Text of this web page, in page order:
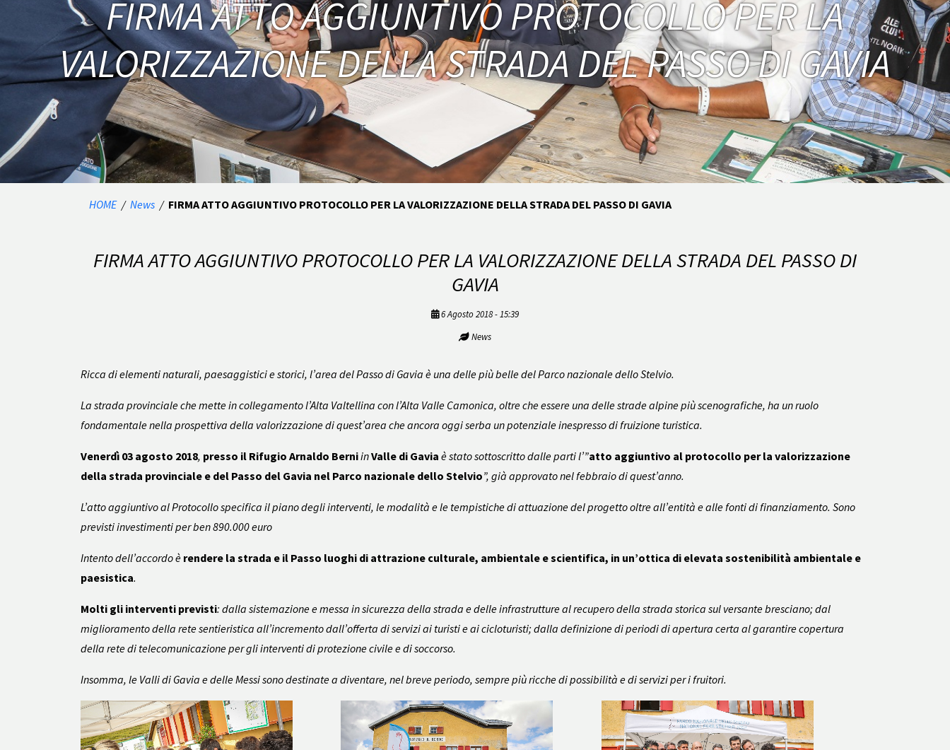
FIRMA ATTO AGGIUNTIVO PROTOCOLLO PER LA
VALORIZZAZIONE DELLA STRADA DEL PASSO DI GAVIA
HOME / News / FIRMA ATTO AGGIUNTIVO PROTOCOLLO PER LA VALORIZZAZIONE DELLA STRADA DEL PASSO DI GAVIA
FIRMA ATTO AGGIUNTIVO PROTOCOLLO PER LA VALORIZZAZIONE DELLA STRADA DEL PASSO DI
GAVIA
6 Agosto 2018 - 15:39
News
Ricca di elementi naturali, paesaggistici e storici, l’area del Passo di Gavia è una delle più belle del Parco nazionale dello Stelvio.
La strada provinciale che mette in collegamento l’Alta Valtellina con l’Alta Valle Camonica, oltre che essere una delle strade alpine più scenografiche, ha un ruolo
fondamentale nella prospettiva della valorizzazione di quest’area che ancora oggi serba un potenziale inespresso di fruizione turistica.
Venerdì 03 agosto 2018, presso il Rifugio Arnaldo BerniinValle di Gavia è stato sottoscritto dalle parti l’”atto aggiuntivo al protocollo per la valorizzazione
della strada provinciale e del Passo del Gavia nel Parco nazionale dello Stelvio”, già approvato nel febbraio di quest’anno.
L’atto aggiuntivo al Protocollo specifica il piano degli interventi, le modalità e le tempistiche di attuazione del progetto oltre all’entità e alle fonti di finanziamento. Sono
previsti investimenti per ben 890.000 euro
Intento dell’accordo è rendere la strada e il Passo luoghi di attrazione culturale, ambientale e scientifica, in un’ottica di elevata sostenibilità ambientale e
paesistica.
Molti gli interventi previsti: dalla sistemazione e messa in sicurezza della strada e delle infrastrutture al recupero della strada storica sul versante bresciano; dal
miglioramento della rete sentieristica all’incremento dall’offerta di servizi ai turisti e ai cicloturisti; dalla definizione di periodi di apertura certa al garantire copertura
della rete di telecomunicazione per gli interventi di protezione civile e di soccorso.
Insomma, le Valli di Gavia e delle Messi sono destinate a diventare, nel breve periodo, sempre più ricche di possibilità e di servizi per i fruitori.